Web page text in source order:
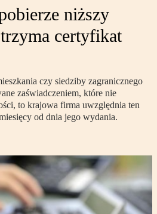
niższy
certyfikat
czy siedziby zagranicznego
zaświadczeniem, które nie
to krajowa firma uwzględnia ten
od dnia jego wydania.